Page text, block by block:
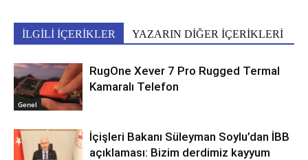
İLGİLİ İÇERİKLER YAZARIN DİĞER İÇERİKLERİ
Genel
RugOne Xever 7 Pro Rugged Termal
Kamaralı Telefon
İçişleri Bakanı Süleyman Soylu’dan İBB
açıklaması: Bizim derdimiz kayyum